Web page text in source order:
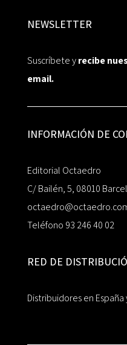
NEWSLETTER
Suscríbete yrecibe
email.
INFORMACIÓN DE
Editorial Octaedro
C/ Bailén, 5, 08010
Teléfono 93 246 40 02
RED DE
Distribuidores en